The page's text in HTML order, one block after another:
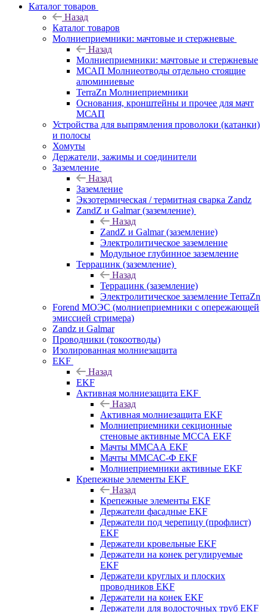
Каталог товаров
Назад
Каталог товаров
Молниеприемники: мачтовые и стержневые
Назад
Молниеприемники: мачтовые и стержневые
МСАП Молниеотводы отдельно стоящие
алюминиевые
TerraZn Молниеприемники
Основания, кронштейны и прочее для мачт
МСАП
Устройства для выпрямления проволоки (катанки)
и полосы
Хомуты
Держатели, зажимы и соединители
Заземление
Назад
Заземление
Экзотермическая / термитная сварка Zandz
ZandZ и Galmar (заземление)
Назад
ZandZ и Galmar (заземление)
Электролитическое заземление
Модульное глубинное заземление
Террацинк (заземление)
Назад
Террацинк (заземление)
Электролитическое заземление TerraZn
Forend МОЭС (молниеприемники с опережающей
эмиссией стримера)
Zandz и Galmar
Проводники (токоотводы)
Изолированная молниезащита
EKF
Назад
EKF
Активная молниезащита EKF
Назад
Активная молниезащита EKF
Молниеприемники секционные
стеновые активные МССА EKF
Мачты ММСАА EKF
Мачты ММСАС-Ф EKF
Молниеприемники активные EKF
Крепежные элементы EKF
Назад
Крепежные элементы EKF
Держатели фасадные EKF
Держатели под черепицу (профлист)
EKF
Держатели кровельные EKF
Держатели на конек регулируемые
EKF
Держатели круглых и плоских
проводников EKF
Держатели на конек EKF
Держатели для водосточных труб EKF